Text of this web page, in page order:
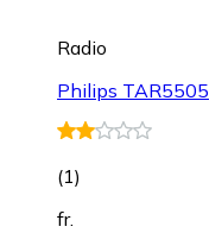
Radio
Philips TAR5505
(1)
fr.